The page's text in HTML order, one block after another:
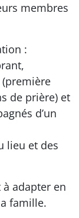
membres
:
de prière) et
d’un
lieu et des
adapter en
famille.